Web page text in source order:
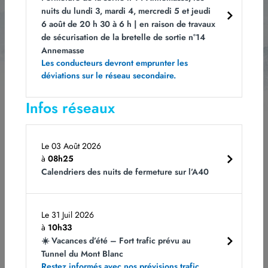
nuits du lundi 3, mardi 4, mercredi 5 et jeudi
6 août de 20 h 30 à 6 h | en raison de travaux
de sécurisation de la bretelle de sortie n°14
Annemasse
Les conducteurs devront emprunter les
déviations sur le réseau secondaire.
Infos réseaux
Le 03 Août 2026
à 08h25
Calendriers des nuits de fermeture sur l’A40
Le 31 Juil 2026
à 10h33
☀️ Vacances d’été – Fort trafic prévu au
Tunnel du Mont Blanc
Les champs obligatoires sont indiqués avec *.Vous pouvez vous désabonner à
tout moment en cliquant sur le lien dans le bas de page de nos e-mails. Pour
obtenir plus d'informations, rendez-vous sur notre page
Rejoignez-nous
CDI et CDD
Alternance et stage
Candidature spontanée
ATMB et l'écologie
Le Tunnel du Mont Blanc